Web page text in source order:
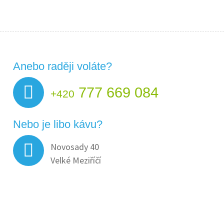
Anebo raději voláte?
+420 777 669 084
Nebo je libo kávu?
Novosady 40
Velké Meziříčí